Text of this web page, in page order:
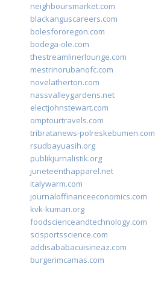
neighboursmarket.com
blackanguscareers.com
bolesfororegon.com
bodega-ole.com
thestreamlinerlounge.com
mestrinorubanofc.com
novelatherton.com
nassvalleygardens.net
electjohnstewart.com
omptourtravels.com
tribratanews-polreskebumen.com
rsudbayuasih.org
publikjurnalistik.org
juneteenthapparel.net
italywarm.com
journaloffinanceeconomics.com
kvk-kumari.org
foodscienceandtechnology.com
scisportsscience.com
addisababacuisineaz.com
burgerimcamas.com